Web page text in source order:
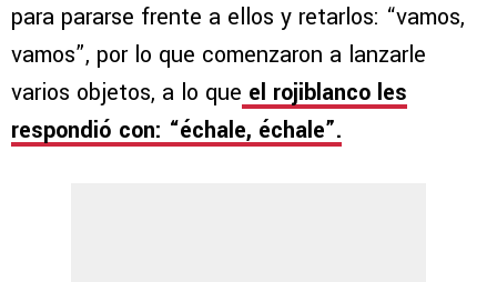
para pararse frente a ellos y retarlos: “vamos,
vamos”, por lo que comenzaron a lanzarle
varios objetos, a lo que el rojiblanco les
respondió con: “échale, échale”.